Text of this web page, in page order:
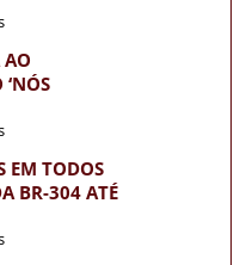
AO
EM TODOS
BR-304 ATÉ